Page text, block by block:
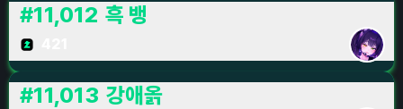
#11,012 흑 뱅
#11,013 강애옭